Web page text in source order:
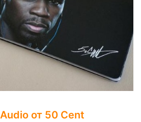
от 50 Cent